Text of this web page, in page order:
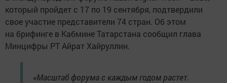
который пройдет с 17 по 19 сентября, подтвердили
свое участие представители 74 стран. Об этом
на брифинге в Кабмине Татарстана сообщил глава
Минцифры РТ Айрат Хайруллин.
«Масштаб форума с каждым годом растет.